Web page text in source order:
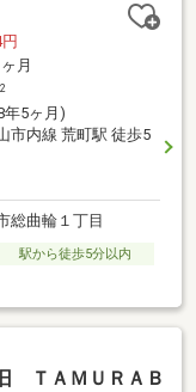
月
2
年5ヶ月)
市内線 荒町駅 徒歩5
総曲輪１丁目
駅から徒歩5分以内
ＴＡＭＵＲＡＢ